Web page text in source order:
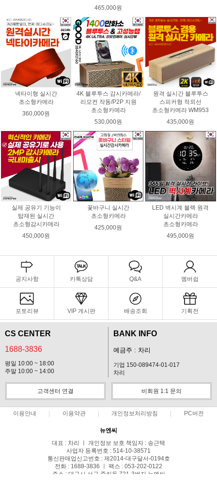
465,000원
넥타이형 실시간
초소형카메라
360,000원
4K 블루투스 감시카메라/
리모컨 작동/P2P 지원
초소형카메라
530,000원
원격 실시간 블루투스
스피커형 적외선
초소형카메라 WM953
435,000원
실제 공유기 기능이
탑재된 실시간
초소형감시카메라
450,000원
꽃바구니 실시간
초소형카메라
425,000원
LED 벽시계 블랙 원격
실시간카메라
초소형카메라
495,000원
공지사항 카톡상담 Q&A 멤버쉽
포토리뷰 VIP 게시판 배송조회 기획전
CS CENTER
1688-3836
평일 10:00 ~ 18:00
주말 10:00 ~ 14:00
BANK INFO
예금주 : 차리
기업 150-089474-01-017
차리
고객센터 연결 비회원 1:1 문의
이용안내 이용약관 개인정보처리방침 PC버전
뉴엔씨
대표 : 차리 ㅣ 개인정보 보호 책임자 : 송근택
사업자 등록번호 : 514-10-38571
통신판매업신고번호 : 제2014-대구달서-0194호
전화 : 1688-3836 ㅣ 팩스 : 053-202-0122
주소 : 대구시 서구 중리동 721-3번지 뉴엔씨